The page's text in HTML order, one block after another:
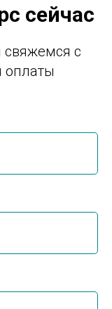
сейчас
свяжемся с
оплаты